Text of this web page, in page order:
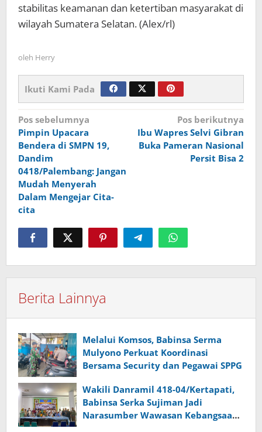
stabilitas keamanan dan ketertiban masyarakat di
wilayah Sumatera Selatan. (Alex/rl)
oleh Herry
Ikuti Kami Pada
Navigasi
pos
Pos sebelumnya
Pimpin Upacara
Bendera di SMPN 19,
Dandim
0418/Palembang: Jangan
Mudah Menyerah
Dalam Mengejar Cita-
cita
Pos berikutnya
Ibu Wapres Selvi Gibran
Buka Pameran Nasional
Persit Bisa 2
Berita Lainnya
Melalui Komsos, Babinsa Serma
Mulyono Perkuat Koordinasi
Bersama Security dan Pegawai SPPG
Wakili Danramil 418-04/Kertapati,
Babinsa Serka Sujiman Jadi
Narasumber Wawasan Kebangsaan